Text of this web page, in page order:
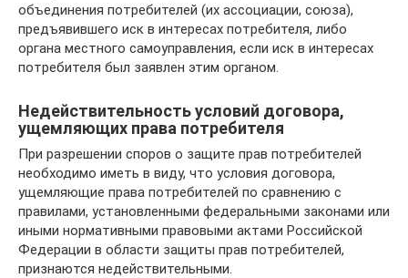
объединения потребителей (их ассоциации, союза),
предъявившего иск в интересах потребителя, либо
органа местного самоуправления, если иск в интересах
потребителя был заявлен этим органом.
Недействительность условий договора,
ущемляющих права потребителя
При разрешении споров о защите прав потребителей
необходимо иметь в виду, что условия договора,
ущемляющие права потребителей по сравнению с
правилами, установленными федеральными законами или
иными нормативными правовыми актами Российской
Федерации в области защиты прав потребителей,
признаются недействительными.